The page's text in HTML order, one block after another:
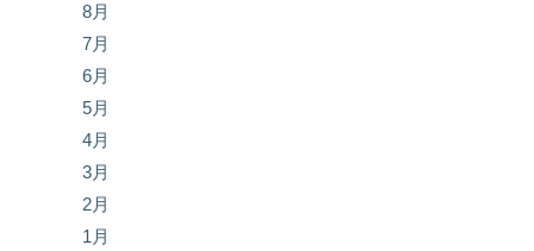
8月
7月
6月
5月
4月
3月
2月
1月